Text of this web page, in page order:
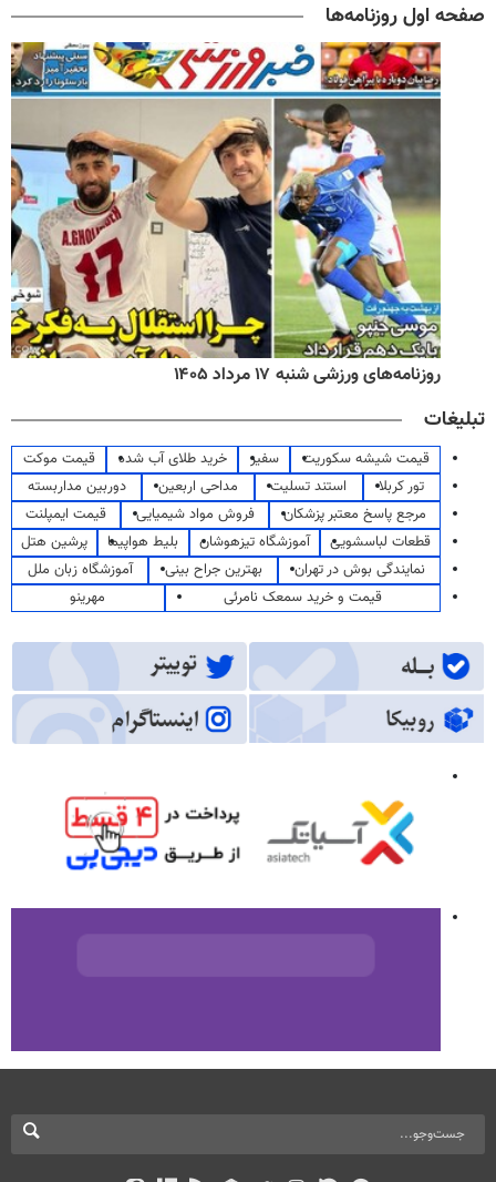
صفحه اول روزنامه‌ها
روزنامه‌های ورزشی شنبه ۱۷ مرداد ۱۴۰۵
تبلیغات
قیمت شیشه سکوریت سفیر خرید طلای آب شده
قیمت موکت
تور کربلا
استند تسلیت مداحی اربعین
دوربین مداربسته
مرجع پاسخ معتبر پزشکان
فروش مواد شیمیایی
قیمت ایمپلنت
قطعات لباسشویی
آموزشگاه تیزهوشان بلیط هواپیما
پرشین هتل
نمایندگی بوش در تهران
بهترین جراح بینی
آموزشگاه زبان ملل
قیمت و خرید سمعک نامرئی
مهرینو